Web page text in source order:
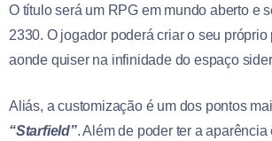
O título será um RPG em mundo aberto e
2330. O jogador poderá criar o seu
aonde quiser na infinidade do espaço
Aliás, a customização é um dos pontos
“Starfield”. Além de poder ter a